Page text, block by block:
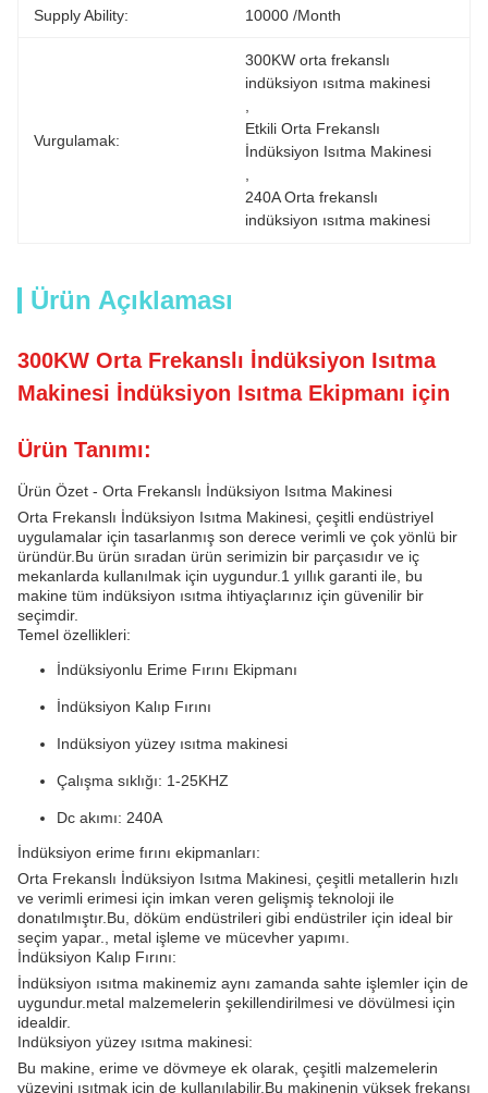
Supply Ability: 10000 /month
Vurgulamak:
300KW orta frekanslı
indüksiyon ısıtma makinesi
Etkili Orta Frekanslı
İndüksiyon Isıtma Makinesi
240A Orta frekanslı
indüksiyon ısıtma makinesi
Ürün Açıklaması
300KW Orta Frekanslı İndüksiyon Isıtma
Makinesi İndüksiyon Isıtma Ekipmanı için
Ürün Tanımı:
Ürün Özet - Orta Frekanslı İndüksiyon Isıtma Makinesi
Orta Frekanslı İndüksiyon Isıtma Makinesi, çeşitli endüstriyel
uygulamalar için tasarlanmış son derece verimli ve çok yönlü bir
üründür.Bu ürün sıradan ürün serimizin bir parçasıdır ve iç
mekanlarda kullanılmak için uygundur.1 yıllık garanti ile, bu
makine tüm indüksiyon ısıtma ihtiyaçlarınız için güvenilir bir
seçimdir.
Temel özellikleri:
İndüksiyonlu Erime Fırını Ekipmanı
İndüksiyon Kalıp Fırını
Indüksiyon yüzey ısıtma makinesi
Çalışma sıklığı: 1-25KHZ
Dc akımı: 240A
İndüksiyon erime fırını ekipmanları:
Orta Frekanslı İndüksiyon Isıtma Makinesi, çeşitli metallerin hızlı
ve verimli erimesi için imkan veren gelişmiş teknoloji ile
donatılmıştır.Bu, döküm endüstrileri gibi endüstriler için ideal bir
seçim yapar., metal işleme ve mücevher yapımı.
İndüksiyon Kalıp Fırını:
İndüksiyon ısıtma makinemiz aynı zamanda sahte işlemler için de
uygundur.metal malzemelerin şekillendirilmesi ve dövülmesi için
idealdir.
Indüksiyon yüzey ısıtma makinesi:
Bu makine, erime ve dövmeye ek olarak, çeşitli malzemelerin
yüzeyini ısıtmak için de kullanılabilir.Bu makinenin yüksek frekansı